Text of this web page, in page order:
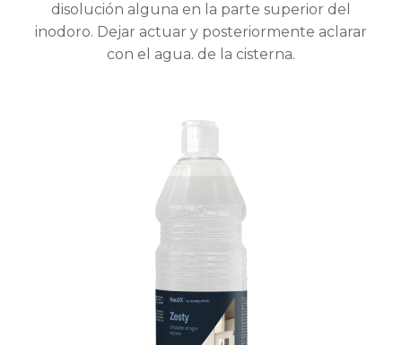
disolución alguna en la parte superior del
inodoro. Dejar actuar y posteriormente aclarar
con el agua. de la cisterna.